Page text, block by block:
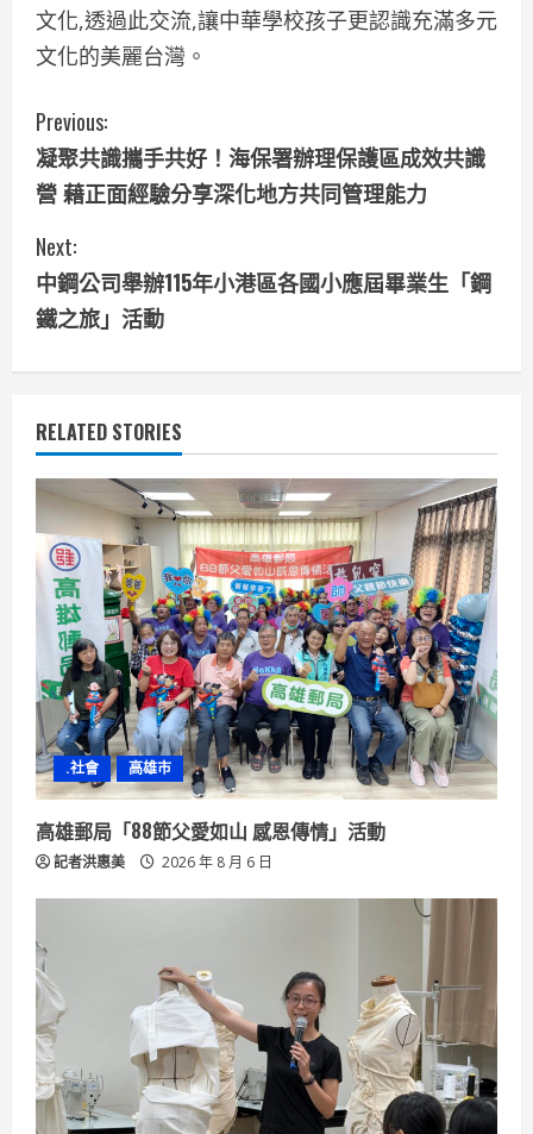
文化,透過此交流,讓中華學校孩子更認識充滿多元
文化的美麗台灣。
C
o
n
t
i
n
u
e
R
e
d
i
n
g
Previous:
凝聚共識攜手共好！海保署辦理保護區成效共識
營 藉正面經驗分享深化地方共同管理能力
Next:
中鋼公司舉辦115年小港區各國小應屆畢業生「鋼
鐵之旅」活動
RELATED STORIES
.社會 高雄市
高雄郵局「88節父愛如山 感恩傳情」活動
記者洪惠美 2026 年 8 月 6 日